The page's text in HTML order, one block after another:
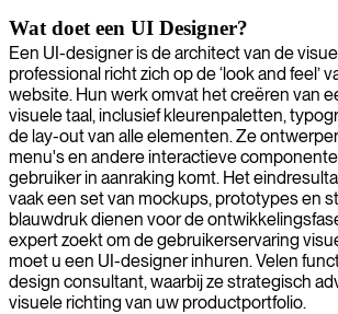
Wat doet een UI Designer?
Een UI-designer is de architect van de
professional richt zich op de ‘look and feel’
website. Hun werk omvat het creëren van
visuele taal, inclusief kleurenpaletten,
de lay-out van alle elementen. Ze
menu's en andere interactieve
gebruiker in aanraking komt. Het
vaak een set van mockups, prototypes en
blauwdruk dienen voor de
expert zoekt om de gebruikerservaring
moet u een UI-designer inhuren. Velen
design consultant, waarbij ze strategisch
visuele richting van uw productportfolio.